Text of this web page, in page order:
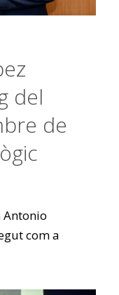
del
de
Antonio
com a